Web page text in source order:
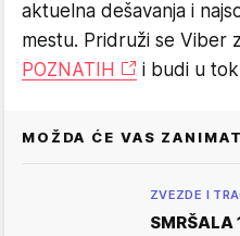
aktuelna dešavanja i
mestu. Pridruži se Viber
POZNATIH
i budi u
MOŽDA ĆE VAS
ZVEZDE I
SMRŠALA